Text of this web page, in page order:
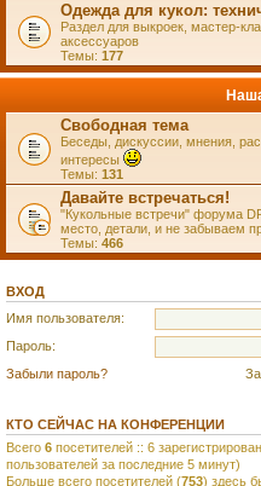
Одежда для кукол:
Раздел для выкроек, мастер-
аксессуаров
Темы: 177
Свободная тема
Беседы, дискуссии, мнения,
интересы
Темы: 131
Давайте встречаться!
"Кукольные встречи" форума
место, детали, и не забываем
Темы: 466
ВХОД
Имя пользователя:
Пароль:
Забыли пароль?
КТО СЕЙЧАС НА КОНФЕРЕНЦИИ
Всего 6 посетителей :: 6
пользователей за последние 5 минут)
Больше всего посетителей (753) здесь